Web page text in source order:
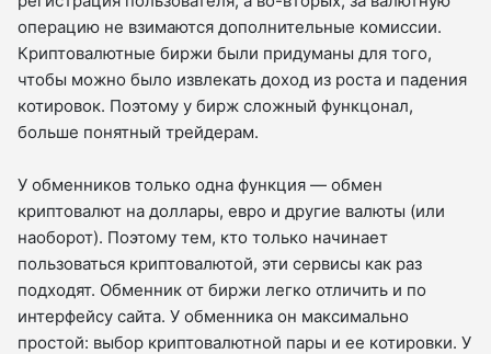
операцию не взимаются дополнительные комиссии.
Криптовалютные биржи были придуманы для того,
чтобы можно было извлекать доход из роста и падения
котировок. Поэтому у бирж сложный функцонал,
больше понятный трейдерам.
У обменников только одна функция — обмен
криптовалют на доллары, евро и другие валюты (или
наоборот). Поэтому тем, кто только начинает
пользоваться криптовалютой, эти сервисы как раз
подходят. Обменник от биржи легко отличить и по
интерфейсу сайта. У обменника он максимально
простой: выбор криптовалютной пары и ее котировки. У